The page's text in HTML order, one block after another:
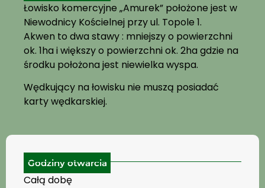
Łowisko komercyjne „Amurek” położone jest w
Niewodnicy Kościelnej przy ul. Topole 1.
Akwen to dwa stawy : mniejszy o powierzchni
ok. 1ha i większy o powierzchni ok. 2ha gdzie na
środku położona jest niewielka wyspa.
Wędkujący na łowisku nie muszą posiadać
karty wędkarskiej.
Godziny otwarcia
Całą dobę